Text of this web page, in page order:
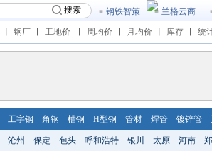
搜索 钢铁智策 兰格云商
钢厂 工地价 周均价 月均价 库存 统
工字钢 角钢 槽钢 H型钢 管材 焊管 镀锌管
沧州 保定 包头 呼和浩特 银川 太原 河南